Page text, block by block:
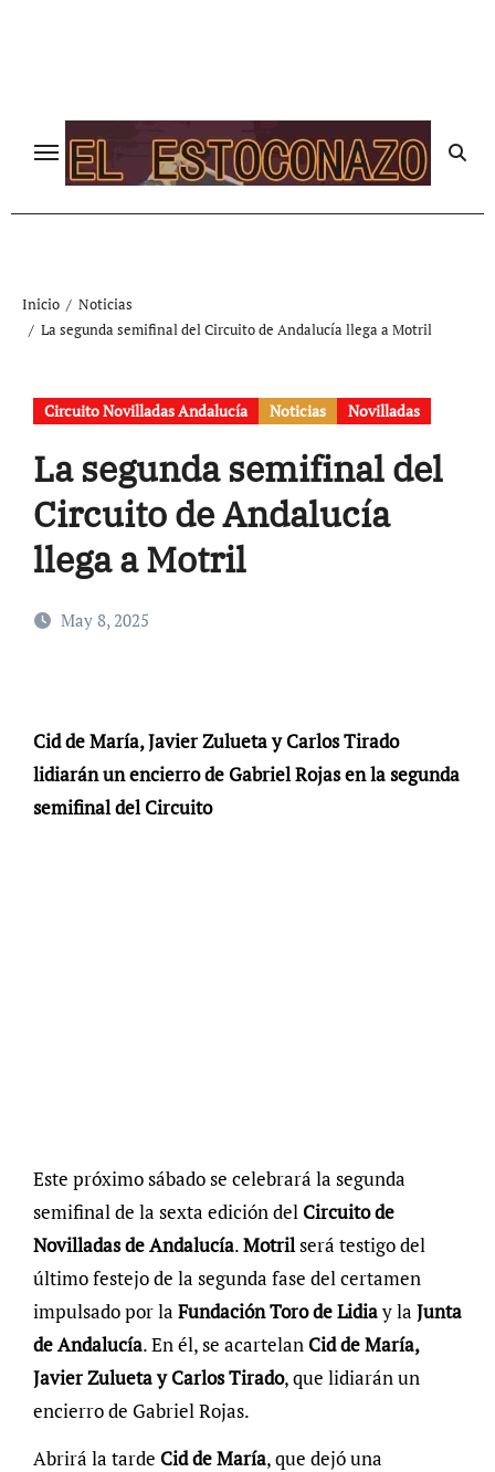
Inicio
Noticias
La segunda semifinal del Circuito de Andalucía llega a Motril
Circuito Novilladas Andalucía Noticias Novilladas
La segunda semifinal del
Circuito de Andalucía
llega a Motril
May 8, 2025
Cid de María, Javier Zulueta y Carlos Tirado
lidiarán un encierro de Gabriel Rojas en la segunda
semifinal del Circuito
Este próximo sábado se celebrará la segunda
semifinal de la sexta edición del Circuito de
Novilladas de Andalucía.Motrilserá testigo del
último festejo de la segunda fase del certamen
impulsado por la Fundación Toro de Lidiay la Junta
de Andalucía. En él, se acartelan Cid de María,
Javier Zulueta y Carlos Tirado, que lidiarán un
encierro de Gabriel Rojas.
Abrirá la tarde Cid de María, que dejó una